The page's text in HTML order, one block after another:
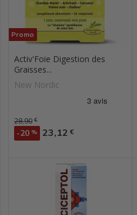
Promo
Activ'Foie Digestion des
Graisses...
New Nordic
Prix de base
28,90 €
-20 % Prix
23,12 €